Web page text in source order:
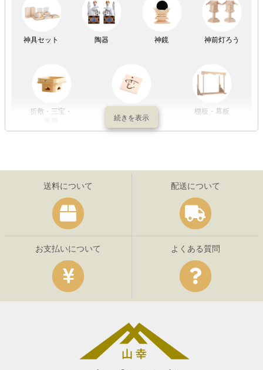
神具セット 陶器 神鏡 神前灯ろう
折敷・三宝・
棚板・幕板
送料について 配送について
お支払いについて よくある質問